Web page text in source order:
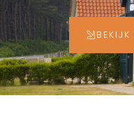
BEKIJK